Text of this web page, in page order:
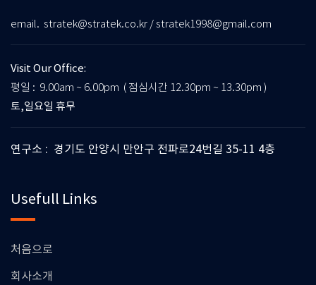
email. stratek@stratek.co.kr / stratek1998@gmail.com
Visit Our Office:
평일 : 9.00am ~ 6.00pm ( 점심시간 12.30pm ~ 13.30pm )
토,일요일 휴무
연구소 : 경기도 안양시 만안구 전파로24번길 35-11 4층
Usefull Links
처음으로
회사소개